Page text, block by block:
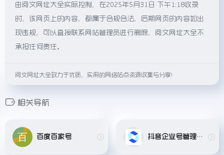
由阅文网址大全实际控制，在2025年5月31日 下午1:18收录
时，该网页上的内容，都属于合规合法，后期网页的内容如出
现违规，可以直接联系网站管理员进行删除，阅文网址大全不
承担任何责任。
阅文网址大全致力于优质、实用的网络站点资源收集与分享！
相关导航
百度百家号 抖音企业号管理后台